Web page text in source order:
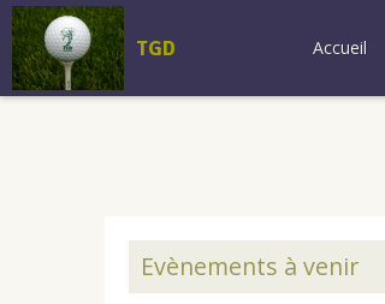
TGD Accueil
Evènements à venir